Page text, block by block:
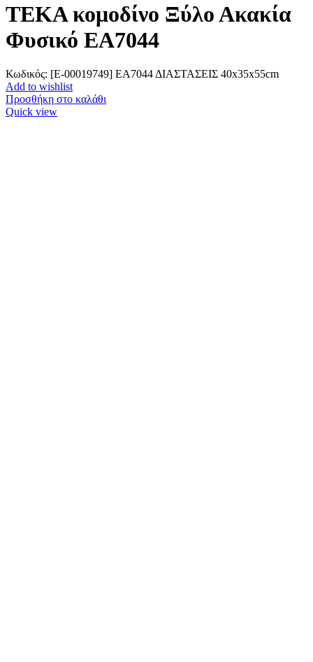
TEKA κομοδίνο Ξύλο Ακακία
Φυσικό ΕΑ7044
Κωδικός: [Ε-00019749] ΕΑ7044 ΔΙΑΣΤΑΣΕΙΣ 40x35x55cm
Add to wishlist
Προσθήκη στο καλάθι
Quick view